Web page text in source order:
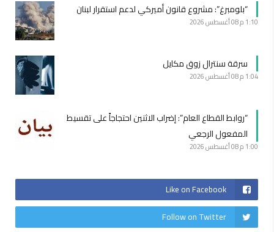
“بلومبرغ”: مشروع قانون أميركي لدعم استقرار لبنان
1:10 م 08 أغسطس 2026
سرقة سنترال زوق مكايل
1:04 م 08 أغسطس 2026
“روابط القطاع العام”: إضراب الاثنين احتجاجاً على تقسيط
المفعول الرجعي
1:00 م 08 أغسطس 2026
Like on Facebook
Follow on Twitter